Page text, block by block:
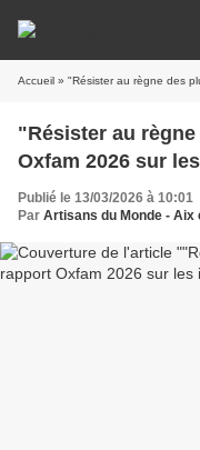
Accueil » "Résister au règne des
"Résister au
Oxfam 2026 sur
Publié le 13/03/2026 à 10:01
Par Artisans du Monde - Aix